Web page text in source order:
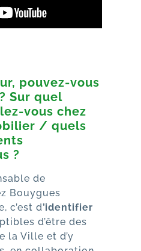
pouvez-vous
Sur quel
vous chez
/ quels
?
de
Bouygues
c’est d’identifier
d’être des
la Ville et d’y